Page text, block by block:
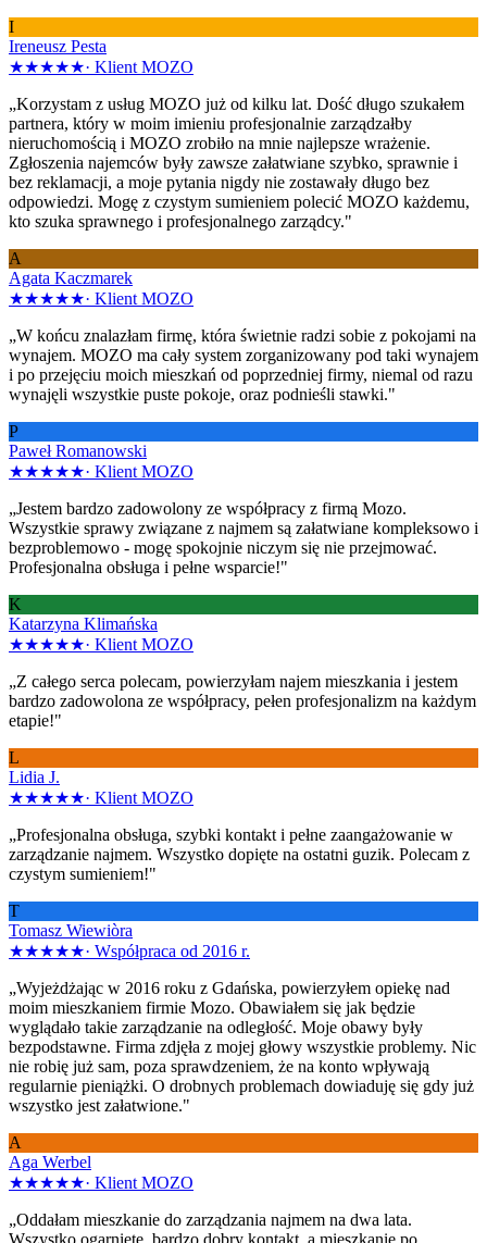
I
Ireneusz Pesta
★★★★★· Klient MOZO
„Korzystam z usług MOZO już od kilku lat. Dość długo szukałem
partnera, który w moim imieniu profesjonalnie zarządzałby
nieruchomością i MOZO zrobiło na mnie najlepsze wrażenie.
Zgłoszenia najemców były zawsze załatwiane szybko, sprawnie i
bez reklamacji, a moje pytania nigdy nie zostawały długo bez
odpowiedzi. Mogę z czystym sumieniem polecić MOZO każdemu,
kto szuka sprawnego i profesjonalnego zarządcy."
A
Agata Kaczmarek
★★★★★· Klient MOZO
„W końcu znalazłam firmę, która świetnie radzi sobie z pokojami na
wynajem. MOZO ma cały system zorganizowany pod taki wynajem
i po przejęciu moich mieszkań od poprzedniej firmy, niemal od razu
wynajęli wszystkie puste pokoje, oraz podnieśli stawki."
P
Paweł Romanowski
★★★★★· Klient MOZO
„Jestem bardzo zadowolony ze współpracy z firmą Mozo.
Wszystkie sprawy związane z najmem są załatwiane kompleksowo i
bezproblemowo - mogę spokojnie niczym się nie przejmować.
Profesjonalna obsługa i pełne wsparcie!"
K
Katarzyna Klimańska
★★★★★· Klient MOZO
„Z całego serca polecam, powierzyłam najem mieszkania i jestem
bardzo zadowolona ze współpracy, pełen profesjonalizm na każdym
etapie!"
L
Lidia J.
★★★★★· Klient MOZO
„Profesjonalna obsługa, szybki kontakt i pełne zaangażowanie w
zarządzanie najmem. Wszystko dopięte na ostatni guzik. Polecam z
czystym sumieniem!"
T
Tomasz Wiewiòra
★★★★★· Współpraca od 2016 r.
„Wyjeżdżając w 2016 roku z Gdańska, powierzyłem opiekę nad
moim mieszkaniem firmie Mozo. Obawiałem się jak będzie
wyglądało takie zarządzanie na odległość. Moje obawy były
bezpodstawne. Firma zdjęła z mojej głowy wszystkie problemy. Nic
nie robię już sam, poza sprawdzeniem, że na konto wpływają
regularnie pieniążki. O drobnych problemach dowiaduję się gdy już
wszystko jest załatwione."
A
Aga Werbel
★★★★★· Klient MOZO
„Oddałam mieszkanie do zarządzania najmem na dwa lata.
Wszystko ogarnięte, bardzo dobry kontakt, a mieszkanie po